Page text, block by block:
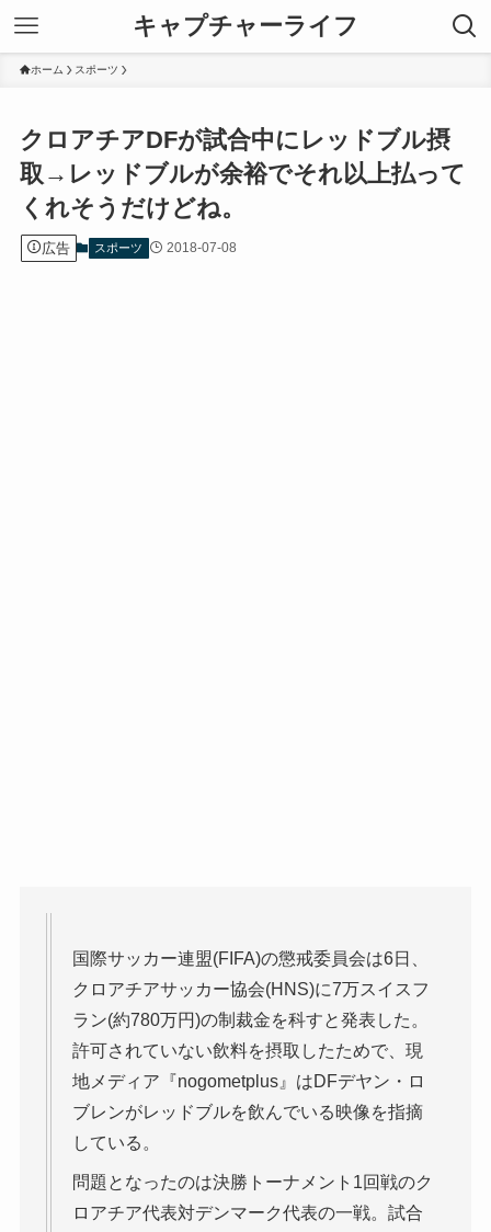
キャプチャーライフ
ホーム スポーツ
クロアチアDFが試合中にレッドブル摂
取→レッドブルが余裕でそれ以上払って
くれそうだけどね。
広告 スポーツ 2018-07-08
国際サッカー連盟(FIFA)の懲戒委員会は6日、
クロアチアサッカー協会(HNS)に7万スイスフ
ラン(約780万円)の制裁金を科すと発表した。
許可されていない飲料を摂取したためで、現
地メディア『nogometplus』はDFデヤン・ロ
ブレンがレッドブルを飲んでいる映像を指摘
している。
問題となったのは決勝トーナメント1回戦のク
ロアチア代表対デンマーク代表の一戦。試合